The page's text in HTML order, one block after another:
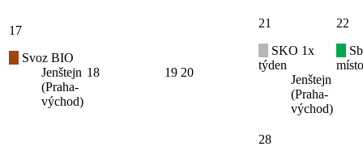
17
Svoz BIO
Jenštejn
(Praha-
východ)
18 19 20
21
SKO 1x
týden
Jenštejn
(Praha-
východ)
22
28